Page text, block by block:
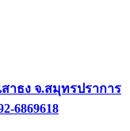
าธง จ.สมุทรปราการ
6869618